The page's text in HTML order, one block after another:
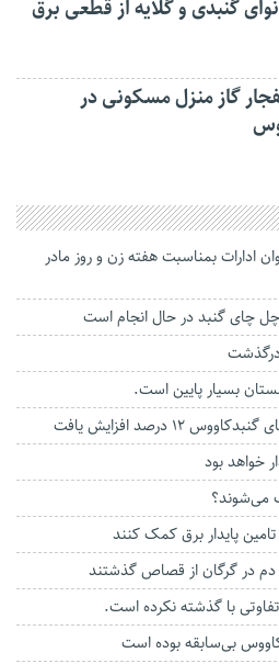
گنبدی و گلایه از قطعی برق
گاز منزل مسکونی در
ادارات بمناسبت هفته زن و روز مادر
چل چای گنبد در حال انجام است
بسیار پایین است.
درصد افزایش یافت
خواهد بود
می‌شوند؟
پایدار برق کمک کنند
در گرگان از قصاص گذشتند
با گذشته نکرده است.
بی‌سابقه بوده است